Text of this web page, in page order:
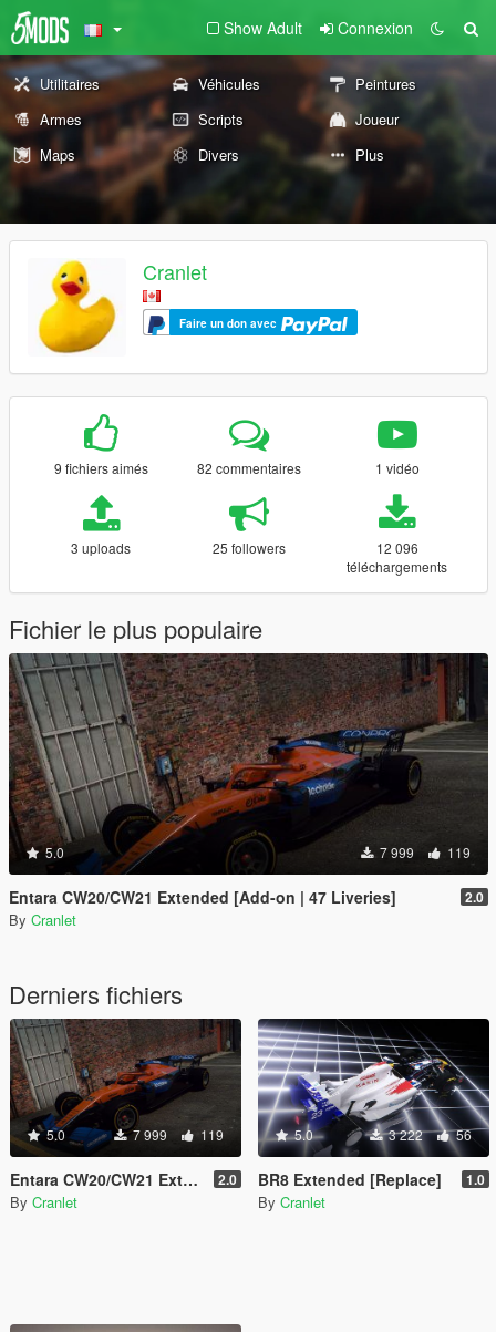
Show Adult Connexion
Utilitaires Véhicules
Peintures
Armes
Scripts
Joueur
Maps
Divers Plus
Cranlet
Faire un don avec
9 fichiers aimés 82 commentaires 1 vidéo
3 uploads 25 followers
12 096
téléchargements
Fichier le plus populaire
5.0 7 999 119
Entara CW20/CW21 Extended [Add-on | 47 Liveries] 2.0
By Cranlet
Derniers fichiers
5.0 7 999 119
Entara CW20/CW21 Extended [Add-on | 47 Liveries] 2.0
By Cranlet
5.0 3 222 56
BR8 Extended [Replace] 1.0
By Cranlet